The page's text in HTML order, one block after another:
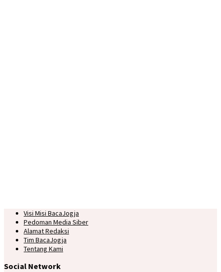
Visi Misi BacaJogja
Pedoman Media Siber
Alamat Redaksi
Tim BacaJogja
Tentang Kami
Social Network